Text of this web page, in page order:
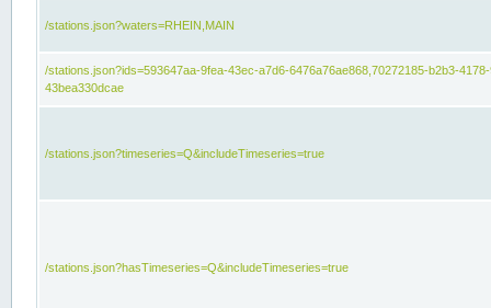
/stations.json?waters=RHEIN,MAIN
/stations.json?ids=593647aa-9fea-43ec-a7d6-6476a76ae868,70272185-b2b3-
43bea330dcae
/stations.json?timeseries=Q&includeTimeseries=true
/stations.json?hasTimeseries=Q&includeTimeseries=true